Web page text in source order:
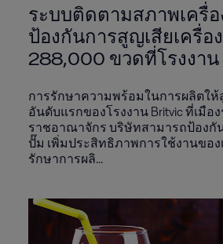
ระบบติดตามสภาพเครื่
ป้องกันการสูญเสียเครื่อ
288,000 ขวดที่โรงงาน
การรักษาความพร้อมในการผลิตใ
อันดับแรกของโรงงาน Britvic ที่เมือ
ราชอาณาจักร บริษัทสามารถป้องกั
ปั๊ม เพิ่มประสิทธิภาพการใช้งานของ
รักษาการผลิ...